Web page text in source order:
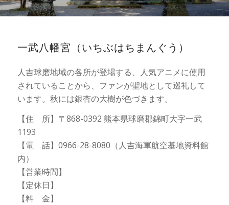
一武八幡宮（いちぶはちまんぐう）
人吉球磨地域の各所が登場する、人気アニメに使用
されていることから、ファンが聖地として巡礼して
います。秋には銀杏の大樹が色づきます。
【住 所】〒868-0392 熊本県球磨郡錦町大字一武
1193
【電 話】0966-28-8080（人吉海軍航空基地資料館
内）
【営業時間】
【定休日】
【料 金】